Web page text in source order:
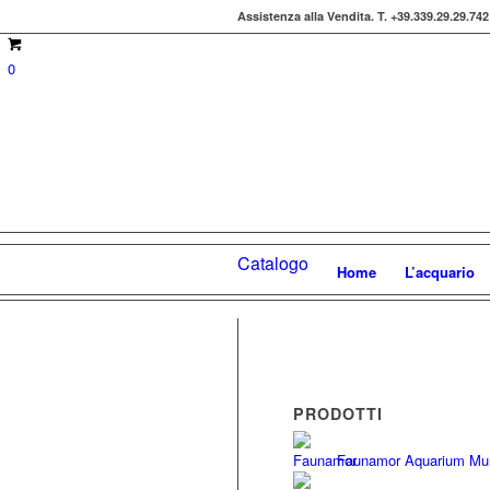
Assistenza alla Vendita. T. +39.339.29.29.742
0
Home L’acquario
Catalogo
PRODOTTI
Faunamor Aquarium